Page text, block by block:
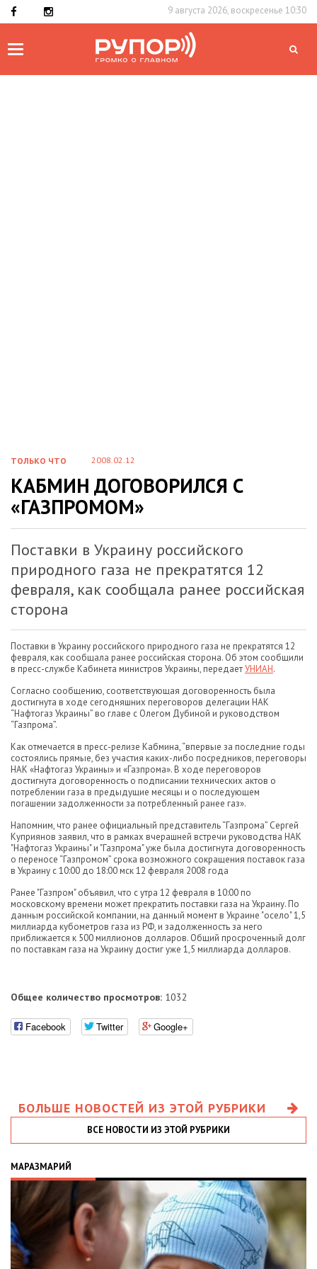
9 августа 2026, воскресенье 10:30
Toggle
ТОЛЬКО ЧТО 2008.02.12
КАБМИН ДОГОВОРИЛСЯ С
«ГАЗПРОМОМ»
Поставки в Украину российского
природного газа не прекратятся 12
февраля, как сообщала ранее российская
сторона
Поставки в Украину российского природного газа не прекратятся 12
февраля, как сообщала ранее российская сторона. Об этом сообщили
в пресс-службе Кабинета министров Украины, передаетУНИАН.
Согласно сообщению, соответствующая договоренность была
достигнута в ходе сегодняшних переговоров делегации НАК
“Нафтогаз Украины” во главе с Олегом Дубиной и руководством
“Газпрома”.
Как отмечается в пресс-релизе Кабмина, “впервые за последние годы
состоялись прямые, без участия каких-либо посредников, переговоры
НАК «Нафтогаз Украины» и «Газпрома». В ходе переговоров
достигнута договоренность о подписании технических актов о
потреблении газа в предыдущие месяцы и о последующем
погашении задолженности за потребленный ранее газ».
Напомним, что ранее официальный представитель “Газпрома” Сергей
Куприянов заявил, что в рамках вчерашней встречи руководства НАК
"Нафтогаз Украины" и "Газпрома" уже была достигнута договоренность
о переносе “Газпромом” срока возможного сокращения поставок газа
в Украину с 10:00 до 18:00 мск 12 февраля 2008 года
Ранее "Газпром" объявил, что с утра 12 февраля в 10:00 по
московскому времени может прекратить поставки газа на Украину. По
данным российской компании, на данный момент в Украине "осело" 1,5
миллиарда кубометров газа из РФ, и задолженность за него
приближается к 500 миллионов долларов. Общий просроченный долг
по поставкам газа на Украину достиг уже 1,5 миллиарда долларов.
Общее количество просмотров: 1032
Facebook Twitter Google+
БОЛЬШЕ НОВОСТЕЙ ИЗ ЭТОЙ РУБРИКИ
ВСЕ НОВОСТИ ИЗ ЭТОЙ РУБРИКИ
МАРАЗМАРИЙ